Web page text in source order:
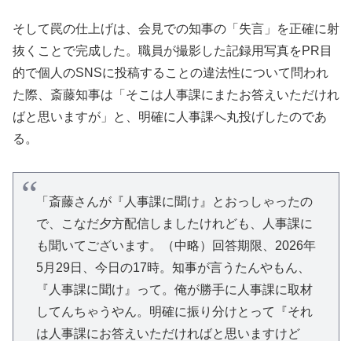
そして罠の仕上げは、会見での知事の「失言」を正確に射
抜くことで完成した。職員が撮影した記録用写真をPR目
的で個人のSNSに投稿することの違法性について問われ
た際、斎藤知事は「そこは人事課にまたお答えいただけれ
ばと思いますが」と、明確に人事課へ丸投げしたのであ
る。
「斎藤さんが『人事課に聞け』とおっしゃったの
で、こなだ夕方配信しましたけれども、人事課に
も聞いてございます。（中略）回答期限、2026年
5月29日、今日の17時。知事が言うたんやもん、
『人事課に聞け』って。俺が勝手に人事課に取材
してんちゃうやん。明確に振り分けとって『それ
は人事課にお答えいただければと思いますけど